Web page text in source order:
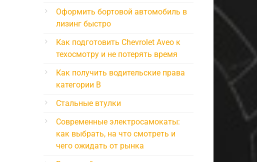
Оформить бортовой автомобиль в
лизинг быстро
Как подготовить Chevrolet Aveo к
техосмотру и не потерять время
Как получить водительские права
категории B
Стальные втулки
Современные электросамокаты:
как выбрать, на что смотреть и
чего ожидать от рынка